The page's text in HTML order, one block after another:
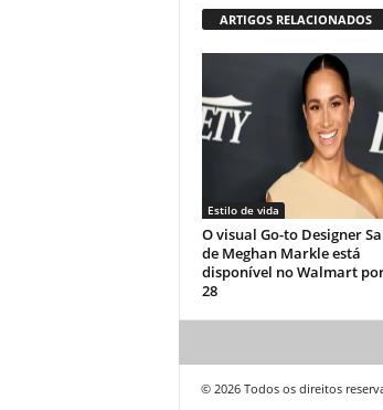
ARTIGOS RELACIONADOS
Estilo de vida
O visual Go-to Designer
de Meghan Markle está
disponível no Walmart
28
© 2026 Todos os direitos